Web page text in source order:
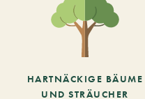
HARTNÄCKIGE BÄUME
UND STRÄUCHER